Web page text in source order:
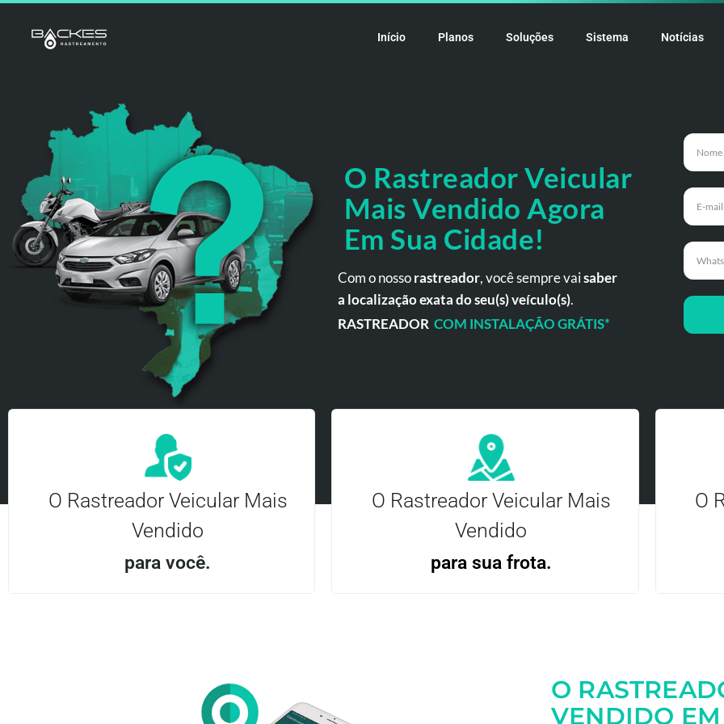
Início Planos Soluções Sistema Notícias
O RastreadorVeicular
Mais Vendido Agora
Em Sua Cidade!
Com o nossorastreador, você sempre vaisaber
a localização exata do seu(s) veículo(s).
RASTREADOR COM INSTALAÇÃO GRÁTIS*
O Rastreador Veicular Mais
Vendido
para você.
Entre em contato
O Rastreador Veicular Mais
Vendido
para sua frota.
O
O
VENDIDO